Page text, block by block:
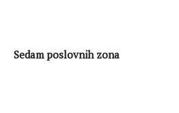
Sedam poslovnih zona